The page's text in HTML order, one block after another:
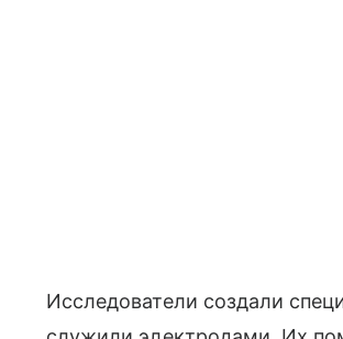
Исследователи создали